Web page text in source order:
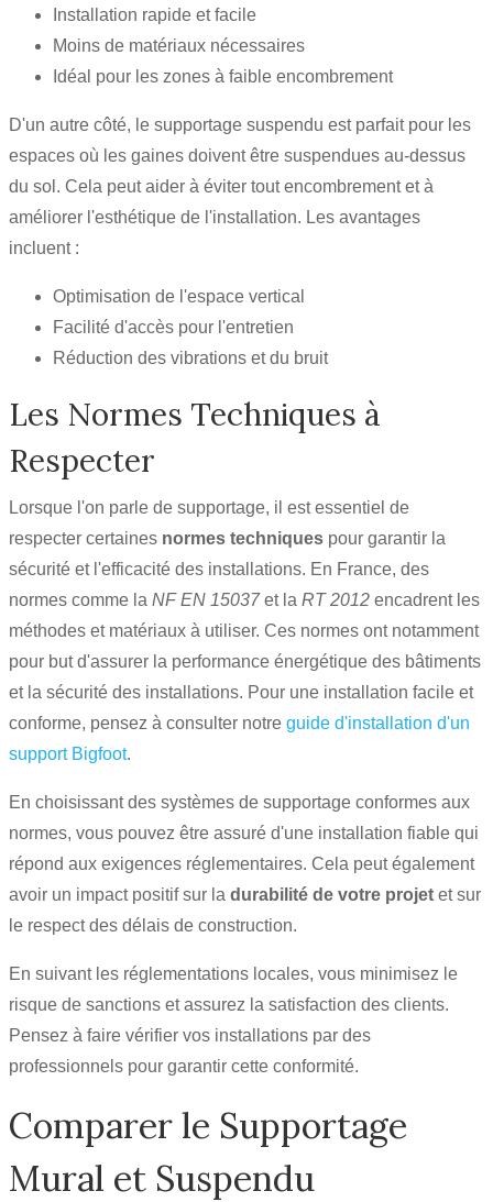
Installation rapide et facile
Moins de matériaux nécessaires
Idéal pour les zones à faible encombrement
D'un autre côté, le supportage suspendu est parfait pour les
espaces où les gaines doivent être suspendues au-dessus
du sol. Cela peut aider à éviter tout encombrement et à
améliorer l'esthétique de l'installation. Les avantages
incluent :
Optimisation de l'espace vertical
Facilité d'accès pour l'entretien
Réduction des vibrations et du bruit
Les Normes Techniques à
Respecter
Lorsque l'on parle de supportage, il est essentiel de
respecter certaines normes techniques pour garantir la
sécurité et l'efficacité des installations. En France, des
normes comme la NF EN 15037et la RT 2012 encadrent les
méthodes et matériaux à utiliser. Ces normes ont notamment
pour but d'assurer la performance énergétique des bâtiments
et la sécurité des installations. Pour une installation facile et
conforme, pensez à consulter notre guide d'installation d'un
support Bigfoot.
En choisissant des systèmes de supportage conformes aux
normes, vous pouvez être assuré d'une installation fiable qui
répond aux exigences réglementaires. Cela peut également
avoir un impact positif sur la durabilité de votre projet et sur
le respect des délais de construction.
En suivant les réglementations locales, vous minimisez le
risque de sanctions et assurez la satisfaction des clients.
Pensez à faire vérifier vos installations par des
professionnels pour garantir cette conformité.
Comparer le Supportage
Mural et Suspendu